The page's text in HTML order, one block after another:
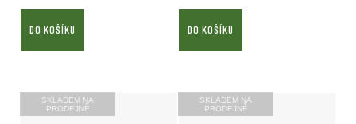
DO KOŠÍKU DO KOŠÍKU
SKLADEM NA
PRODEJNĚ
SKLADEM NA
PRODEJNĚ